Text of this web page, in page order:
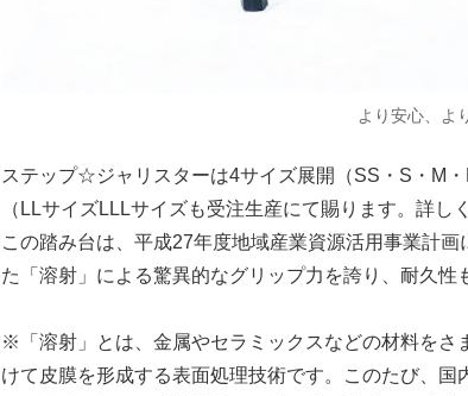
より安心、よ
ステップ☆ジャリスターは4サイズ展開（SS・S・M・
（LLサイズLLLサイズも受注生産にて賜ります。詳し
この踏み台は、平成27年度地域産業資源活用事業計
た「溶射」による驚異的なグリップ力を誇り、耐久性
※「溶射」とは、金属やセラミックスなどの材料をさ
けて皮膜を形成する表面処理技術です。このたび、